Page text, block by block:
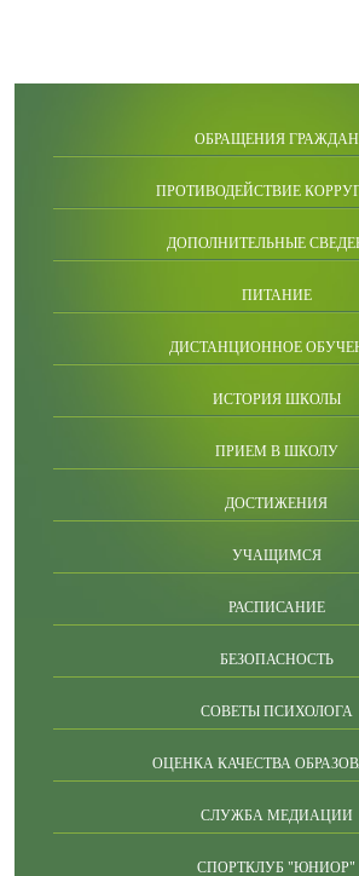
ОБРАЩЕНИЯ ГРАЖДАН
ПРОТИВОДЕЙСТВИЕ
ДОПОЛНИТЕЛЬНЫЕ
ПИТАНИЕ
ДИСТАНЦИОННОЕ
ИСТОРИЯ ШКОЛЫ
ПРИЕМ В ШКОЛУ
ДОСТИЖЕНИЯ
УЧАЩИМСЯ
РАСПИСАНИЕ
БЕЗОПАСНОСТЬ
СОВЕТЫ ПСИХОЛОГА
ОЦЕНКА КАЧЕСТВА
СЛУЖБА МЕДИАЦИИ
СПОРТКЛУБ "ЮНИОР"